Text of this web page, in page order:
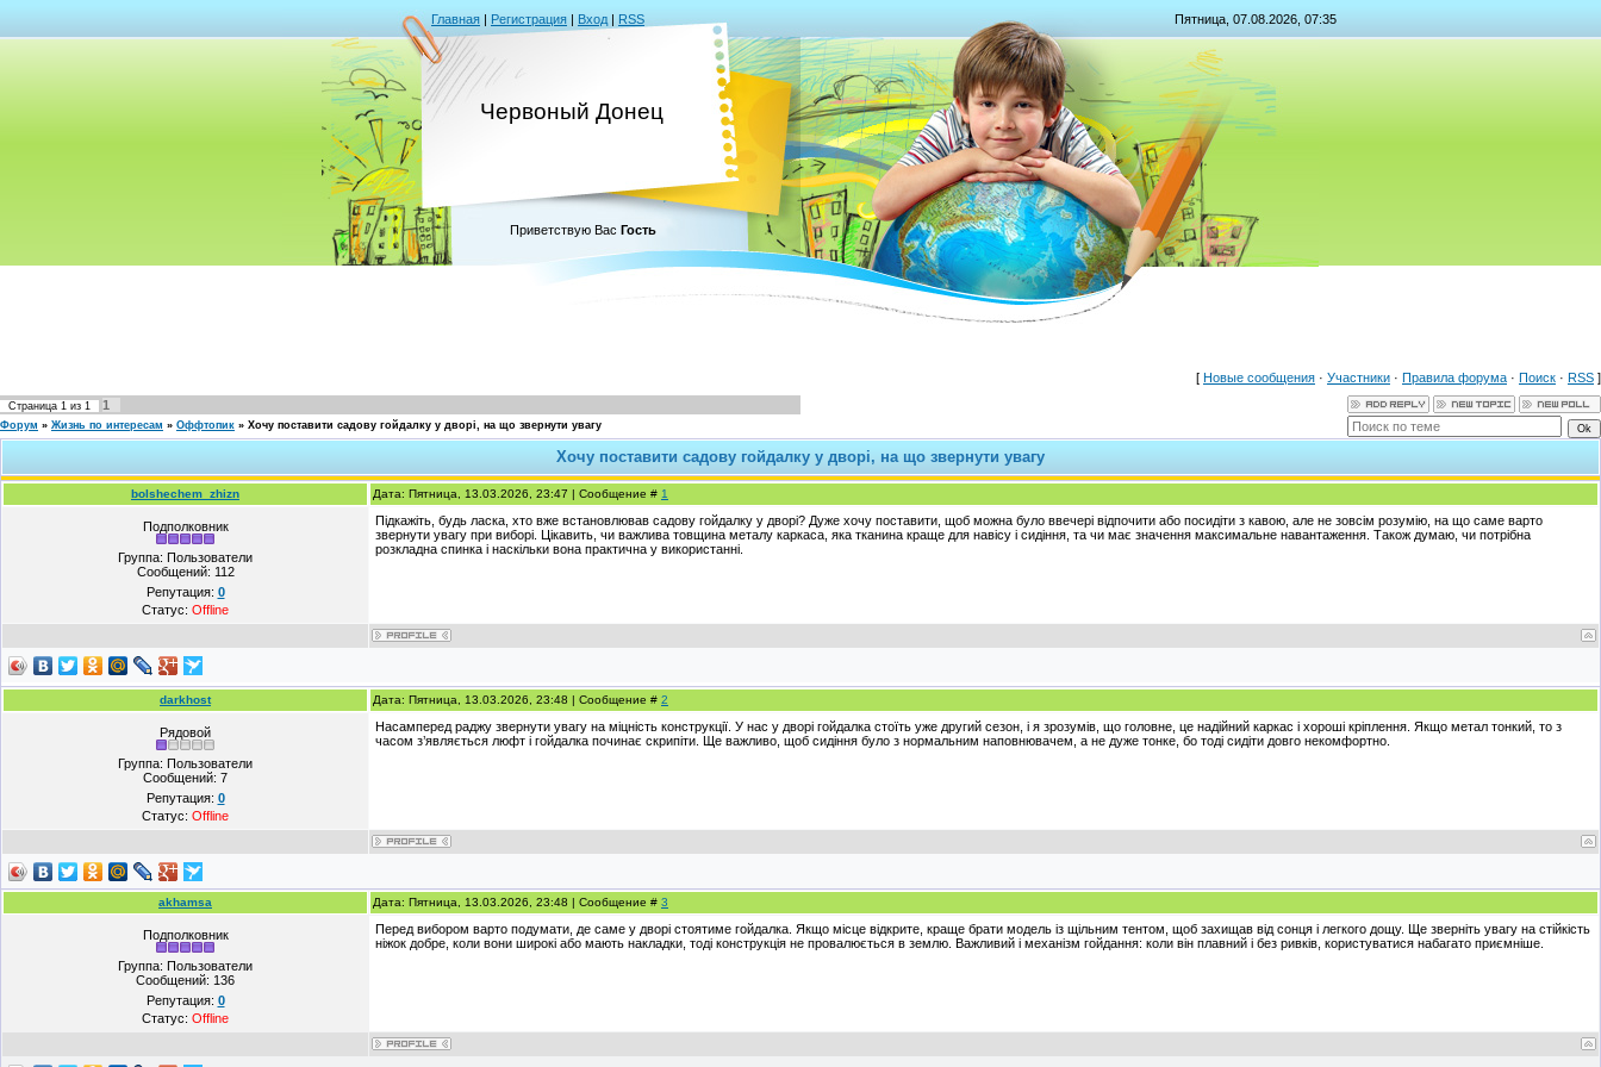
Главная | Регистрация | Вход | RSS Пятница, 07.08.2026, 07:35
Червоный Донец
Приветствую Вас Гость
[ Новые сообщения · Участники · Правила форума · Поиск · RSS ]
Страница 1 из 1 1
Форум » Жизнь по интересам » Оффтопик » Хочу поставити садову гойдалку у дворі, на що звернути увагу
Хочу поставити садову гойдалку у дворі, на що звернути увагу
bolshechem_zhizn Дата: Пятница, 13.03.2026, 23:47 | Сообщение # 1
Подполковник
Группа: Пользователи
Сообщений: 112
Репутация: 0
Статус: Offline
Підкажіть, будь ласка, хто вже встановлював садову гойдалку у дворі? Дуже хочу поставити, щоб можна було ввечері відпочити або посидіти з кавою, але не зовсім розумію, на що саме варто
звернути увагу при виборі. Цікавить, чи важлива товщина металу каркаса, яка тканина краще для навісу і сидіння, та чи має значення максимальне навантаження. Також думаю, чи потрібна
розкладна спинка і наскільки вона практична у використанні.
darkhost Дата: Пятница, 13.03.2026, 23:48 | Сообщение # 2
Рядовой
Группа: Пользователи
Сообщений: 7
Репутация: 0
Статус: Offline
Насамперед раджу звернути увагу на міцність конструкції. У нас у дворі гойдалка стоїть уже другий сезон, і я зрозумів, що головне, це надійний каркас і хороші кріплення. Якщо метал тонкий, то з
часом з’являється люфт і гойдалка починає скрипіти. Ще важливо, щоб сидіння було з нормальним наповнювачем, а не дуже тонке, бо тоді сидіти довго некомфортно.
akhamsa Дата: Пятница, 13.03.2026, 23:48 | Сообщение # 3
Подполковник
Группа: Пользователи
Сообщений: 136
Репутация: 0
Статус: Offline
Перед вибором варто подумати, де саме у дворі стоятиме гойдалка. Якщо місце відкрите, краще брати модель із щільним тентом, щоб захищав від сонця і легкого дощу. Ще зверніть увагу на стійкість
ніжок добре, коли вони широкі або мають накладки, тоді конструкція не провалюється в землю. Важливий і механізм гойдання: коли він плавний і без ривків, користуватися набагато приємніше.